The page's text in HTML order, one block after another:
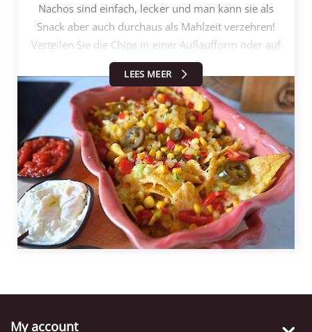
legen Sie sie auf den Burger.
Nachos sind einfach, lecker und man kann sie als
Snack aber auch durchaus als Mahlzeit verzehren!
Verteilen Sie die Chips in einer Auflaufform oder auf
einem Backblech. Reiben Sie eine schöne Menge
Käse über die Chips (200-400 g sind kein
Problem!). Um pikante Nachos zu machen, haben
wir den Chili-Käse gewählt. Das Ganze 6-8 Minuten
bei 200 Grad im Ofen backen. Aus dem Ofen
nehmen und die abgetropfte Kesbeke Mexican-
Mischung darüber streuen. Dank der Säure und der
Jalapeños ist dies frisch UND würzig. Mit der Crème
fraîche, Salsa und Guacamole servieren. Wie kann
man die Guacamole selbst herstellen? Zutaten:
2 Avocados (verzehrfertig) 1 kleine gehackte
ein paar Zweige nach Geschmack etwa 20 ml
LEES MEER
My account